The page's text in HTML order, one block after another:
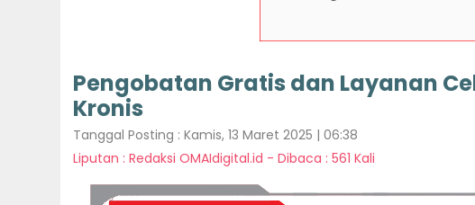
Pengobatan Gratis dan Layanan
Kronis
Tanggal Posting : Kamis, 13 Maret 2025 | 06:38
Liputan : Redaksi OMAIdigital.id - Dibaca : 561 Kali